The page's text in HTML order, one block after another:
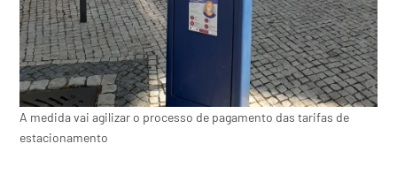
A medida vai agilizar o processo de pagamento das tarifas de
estacionamento